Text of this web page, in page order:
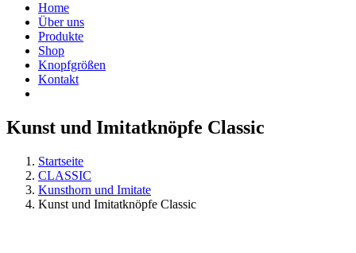
Home
Über uns
Produkte
Shop
Knopfgrößen
Kontakt
Kunst und Imitatknöpfe Classic
Startseite
CLASSIC
Kunsthorn und Imitate
Kunst und Imitatknöpfe Classic